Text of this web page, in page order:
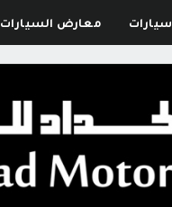
سيارات معارض السيارات